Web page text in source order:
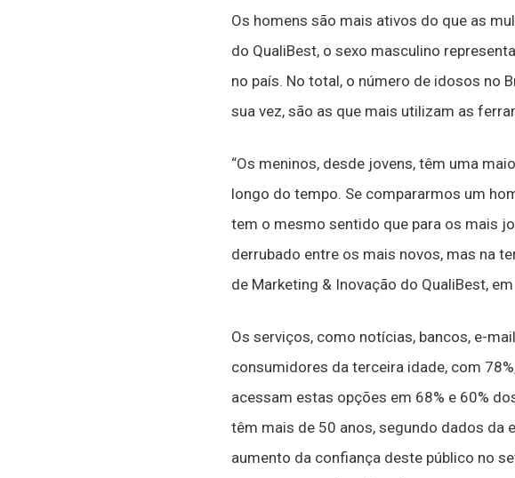
Os homens são mais ativos do que as
do QualiBest, o sexo masculino
no país. No total, o número de idosos no
sua vez, são as que mais utilizam as
“Os meninos, desde jovens, têm uma
longo do tempo. Se compararmos um
tem o mesmo sentido que para os mais
derrubado entre os mais novos, mas na
de Marketing & Inovação do QualiBest,
Os serviços, como notícias, bancos, e-
consumidores da terceira idade, com
acessam estas opções em 68% e 60%
têm mais de 50 anos, segundo dados da
aumento da confiança deste público no